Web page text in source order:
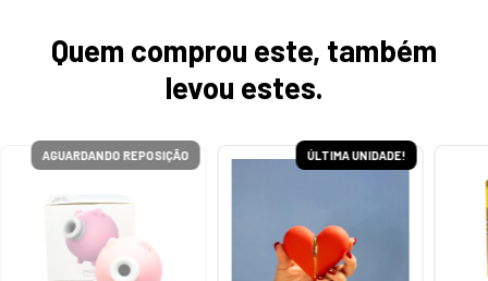
Quem comprou este, também
levou estes.
AGUARDANDO REPOSIÇÃO ÚLTIMA UNIDADE!